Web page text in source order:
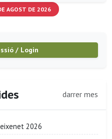
AGOST DE 2026
/ Login
darrer mes
2026